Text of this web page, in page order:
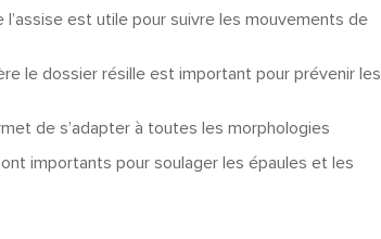
est utile pour suivre les mouvements de
le dossier résille est important pour prévenir les
de s’adapter à toutes les morphologies
importants pour soulager les épaules et les